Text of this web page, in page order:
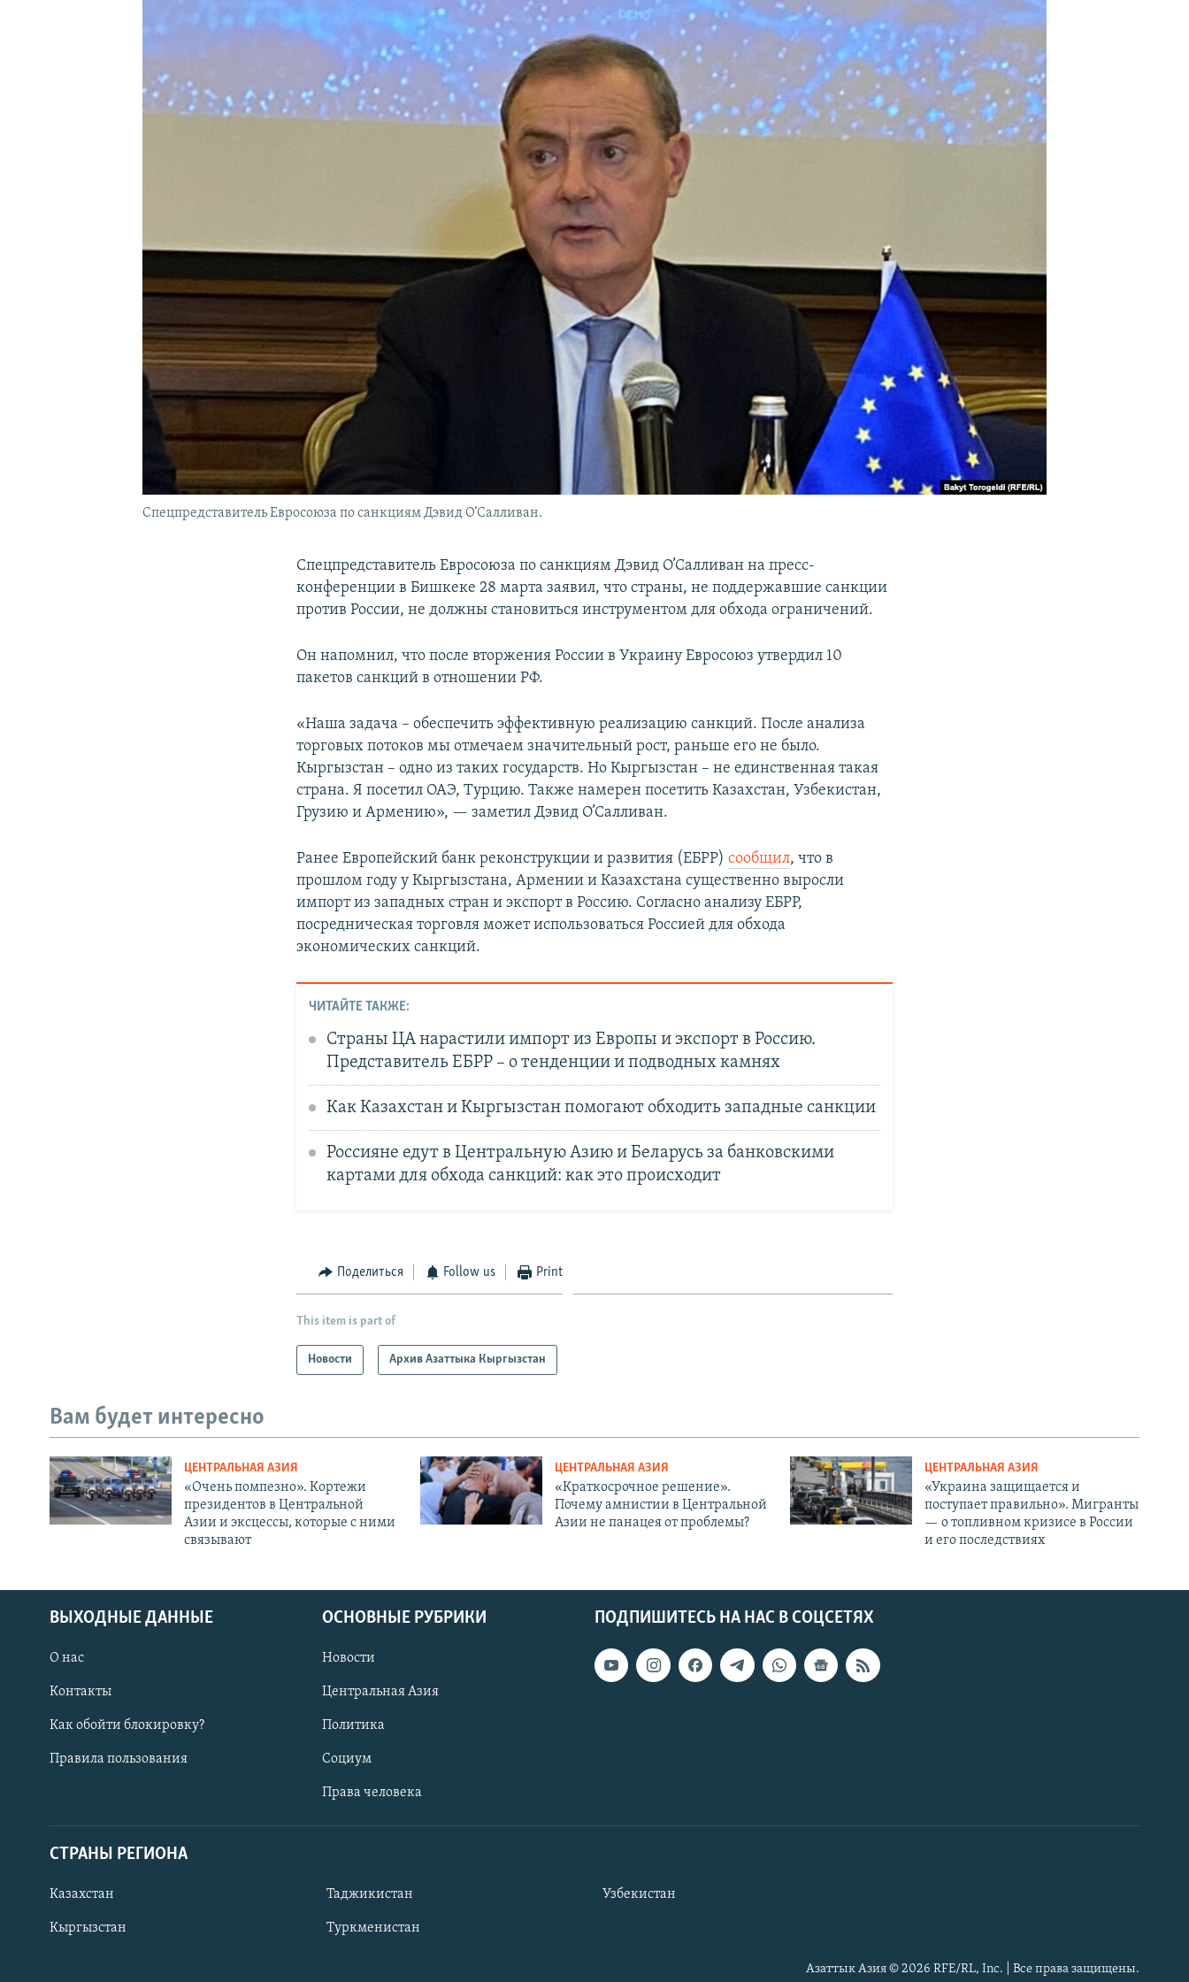
Спецпредставитель Евросоюза по санкциям Дэвид О’Салливан.
Спецпредставитель Евросоюза по санкциям Дэвид О’Салливан на пресс-
конференции в Бишкеке 28 марта заявил, что страны, не поддержавшие санкции
против России, не должны становиться инструментом для обхода ограничений.
Он напомнил, что после вторжения России в Украину Евросоюз утвердил 10
пакетов санкций в отношении РФ.
«Наша задача – обеспечить эффективную реализацию санкций. После анализа
торговых потоков мы отмечаем значительный рост, раньше его не было.
Кыргызстан – одно из таких государств. Но Кыргызстан – не единственная такая
страна. Я посетил ОАЭ, Турцию. Также намерен посетить Казахстан, Узбекистан,
Грузию и Армению», — заметил Дэвид О’Салливан.
Ранее Европейский банк реконструкции и развития (ЕБРР)сообщил, что в
прошлом году у Кыргызстана, Армении и Казахстана существенно выросли
импорт из западных стран и экспорт в Россию. Согласно анализу ЕБРР,
посредническая торговля может использоваться Россией для обхода
экономических санкций.
ЧИТАЙТЕ ТАКЖЕ:
Страны ЦА нарастили импорт из Европы и экспорт в Россию.
Представитель ЕБРР – о тенденции и подводных камнях
Как Казахстан и Кыргызстан помогают обходить западные санкции
Россияне едут в Центральную Азию и Беларусь за банковскими
картами для обхода санкций: как это происходит
Поделиться Follow us Print
This item is part of
Новости Архив Азаттыка Кыргызстан
Вам будет интересно
ЦЕНТРАЛЬНАЯ АЗИЯ
«Очень помпезно». Кортежи
президентов в Центральной
Азии и эксцессы, которые с ними
связывают
ЦЕНТРАЛЬНАЯ АЗИЯ
«Краткосрочное решение».
Почему амнистии в Центральной
Азии не панацея от проблемы?
ЦЕНТРАЛЬНАЯ АЗИЯ
«Украина защищается и
поступает правильно». Мигранты
— о топливном кризисе в России
и его последствиях
ПОДПИШИТЕСЬ НА НАС В СОЦСЕТЯХ
ВЫХОДНЫЕ ДАННЫЕ
О нас
Контакты
Как обойти блокировку?
Правила пользования
ОСНОВНЫЕ РУБРИКИ
Новости
Центральная Азия
Политика
Социум
Права человека
СТРАНЫ РЕГИОНА
Казахстан
Кыргызстан
Таджикистан
Туркменистан
Узбекистан
Азаттык Азия © 2026 RFE/RL, Inc. | Все права защищены.